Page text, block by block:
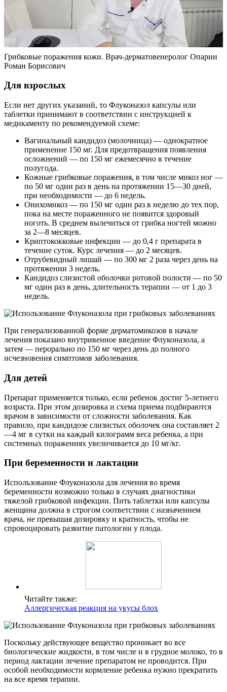
Грибковые поражения кожи. Врач-дерматовенеролог Опарин
Роман Борисович
Для взрослых
Если нет других указаний, то Флуконазол капсулы или
таблетки принимают в соответствии с инструкцией к
медикаменту по рекомендуемой схеме:
Вагинальный кандидоз (молочница) — однократное
применение 150 мг. Для предотвращения появления
осложнений — по 150 мг ежемесячно в течение
полугода.
Кожные грибковые поражения, в том числе микоз ног —
по 50 мг один раз в день на протяжении 15—30 дней,
при необходимости — до 6 недель.
Онихомикоз — по 150 мг один раз в неделю до тех пор,
пока на месте пораженного не появится здоровый
ноготь. В среднем вылечиться от грибка ногтей можно
за 2—8 месяцев.
Криптококковые инфекции — до 0,4 г препарата в
течение суток. Курс лечения — до 2 месяцев.
Отрубевидный лишай — по 300 мг 2 раза через день на
протяжении 3 недель.
Кандидоз слизистой оболочки ротовой полости — по 50
мг один раз в день, длительность терапии — от 1 до 3
недель.
При генерализованной форме дерматомикозов в начале
лечения показано внутривенное введение Флуконазола, а
затем — перорально по 150 мг через день до полного
исчезновения симптомов заболевания.
Для детей
Препарат применяется только, если ребенок достиг 5-летнего
возраста. При этом дозировка и схема приема подбираются
врачом в зависимости от сложности заболевания. Как
правило, при кандидозе слизистых оболочек она составляет 2
—4 мг в сутки на каждый килограмм веса ребенка, а при
системных поражениях увеличивается до 10 мг/кг.
При беременности и лактации
Использование Флуконазола для лечения во время
беременности возможно только в случаях диагностики
тяжелой грибковой инфекции. Пить таблетки или капсулы
женщина должна в строгом соответствии с назначением
врача, не превышая дозировку и кратность, чтобы не
спровоцировать развитие патологии у плода.
Читайте также:
Аллергическая реакция на укусы блох
Поскольку действующее вещество проникает во все
биологические жидкости, в том числе и в грудное молоко, то в
период лактации лечение препаратом не проводится. При
особой необходимости кормление ребенка нужно прекратить
на все время терапии.